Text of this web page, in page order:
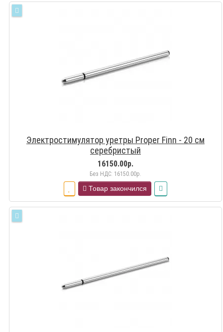
Электростимулятор уретры Proper Finn - 20 см
серебристый
16150.00р.
Без НДС: 16150.00р.
Товар закончился